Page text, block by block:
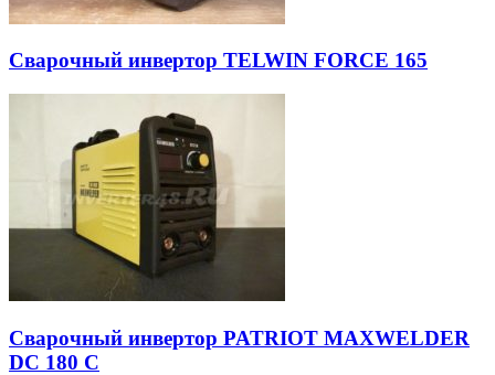
Сварочный инвертор TELWIN FORCE 165
Сварочный инвертор PATRIOT MAXWELDER
DC 180 C